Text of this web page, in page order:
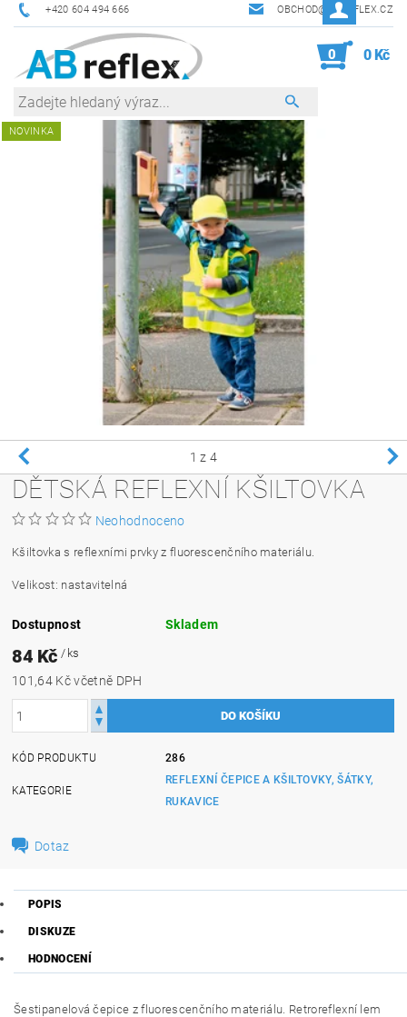
+420 604 494 666 OBCHOD@ABREFLEX.CZ
0 0 Kč
NOVINKA
1 z 4
DĚTSKÁ REFLEXNÍ KŠILTOVKA
Neohodnoceno
Kšiltovka s reflexními prvky z fluorescenčního materiálu.
Velikost: nastavitelná
Dostupnost Skladem
84 Kč/ ks
101,64 Kč včetně DPH
KÓD PRODUKTU 286
KATEGORIE
REFLEXNÍ ČEPICE A KŠILTOVKY, ŠÁTKY,
RUKAVICE
Dotaz
POPIS
DISKUZE
HODNOCENÍ
Šestipanelová čepice z fluorescenčního materiálu. Retroreflexní lem